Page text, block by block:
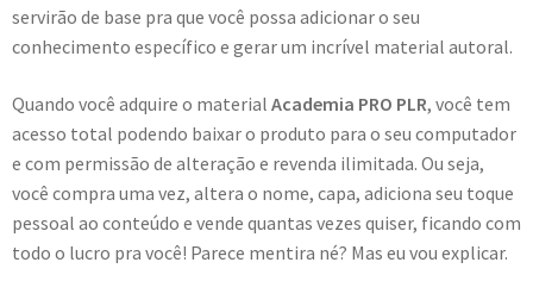
servirão de base pra que você possa adicionar o seu
conhecimento específico e gerar um incrível material autoral.
Quando você adquire o material Academia PRO PLR, você tem
acesso total podendo baixar o produto para o seu computador
e com permissão de alteração e revenda ilimitada. Ou seja,
você compra uma vez, altera o nome, capa, adiciona seu toque
pessoal ao conteúdo e vende quantas vezes quiser, ficando com
todo o lucro pra você! Parece mentira né? Mas eu vou explicar.